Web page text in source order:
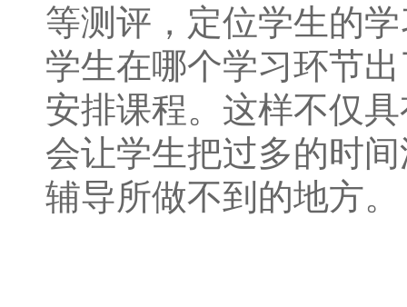
等测评，定位学生的
学生在哪个学习环节
安排课程。这样不仅
会让学生把过多的时
辅导所做不到的地方。